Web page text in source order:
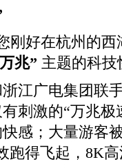
好在杭州的西
兆” 主题的科技
广电集团联
刺激的“万兆极
感；大量游客
得飞起，8K高